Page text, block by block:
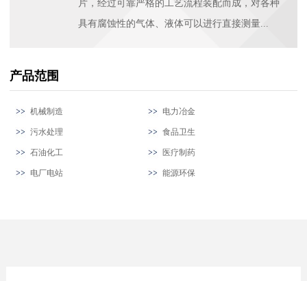
片，经过可靠严格的工艺流程装配而成，对各种
具有腐蚀性的气体、液体可以进行直接测量...
产品范围
机械制造 电力冶金
污水处理 食品卫生
石油化工 医疗制药
电厂电站 能源环保